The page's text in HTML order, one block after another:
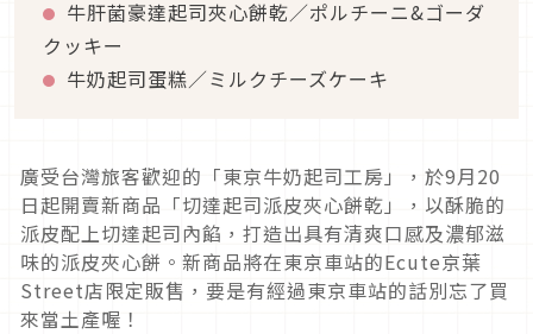
牛肝菌豪達起司夾心餅乾／ポルチーニ&ゴーダ
クッキー
牛奶起司蛋糕／ミルクチーズケーキ
廣受台灣旅客歡迎的「東京牛奶起司工房」，於9月20
日起開賣新商品「切達起司派皮夾心餅乾」，以酥脆的
派皮配上切達起司內餡，打造出具有清爽口感及濃郁滋
味的派皮夾心餅。新商品將在東京車站的Ecute京葉
Street店限定販售，要是有經過東京車站的話別忘了買
來當土產喔！